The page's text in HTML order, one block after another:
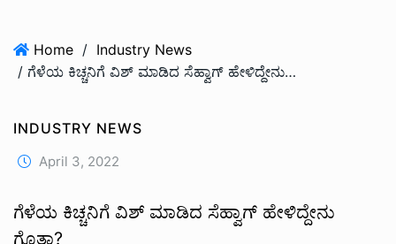
Home / Industry News
/ ಗೆಳೆಯ ಕಿಚ್ಚನಿಗೆ ವಿಶ್ ಮಾಡಿದ ಸೆಹ್ವಾಗ್ ಹೇಳಿದ್ದೇನು ಗೊತ್ತಾ?
INDUSTRY NEWS
April 3, 2022
ಗೆಳೆಯ ಕಿಚ್ಚನಿಗೆ ವಿಶ್ ಮಾಡಿದ ಸೆಹ್ವಾಗ್ ಹೇಳಿದ್ದೇನು
ಗೊತ್ತಾ?